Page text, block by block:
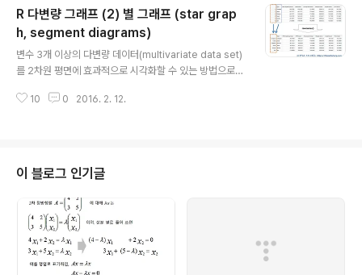
t) (5) 체르노프 얼굴그림 (Chernoff faces) (6) 산점도
행렬(scatter plot matrix) (7) 모자이크 그림(mosaic
plot) 등이 있습니다. 산점도 행렬(http://rfriend.tistor
y.com/83, http://rfriend.t..
R 다변량 그래프 (2) 별 그래프 (star grap
h, segment diagrams)
변수 3개 이상의 다변량 데이터(multivariate data set)
를 2차원 평면에 효과적으로 시각화할 수 있는 방법으로
lot) (2) 별 그래프 (star graph) (레이더 차트와 유사, 중
행렬(scatter plot matrix) (7) 모자이크 그림(mosaic
plot) 등이 있습니다. 산점도 행렬(http://rfriend.tistor
y.com/83, http://rfriend.t..
10 0 2016. 2. 12.
이 블로그 인기글